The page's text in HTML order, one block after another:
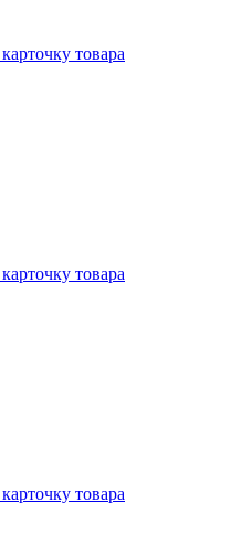
товара
товара
товара